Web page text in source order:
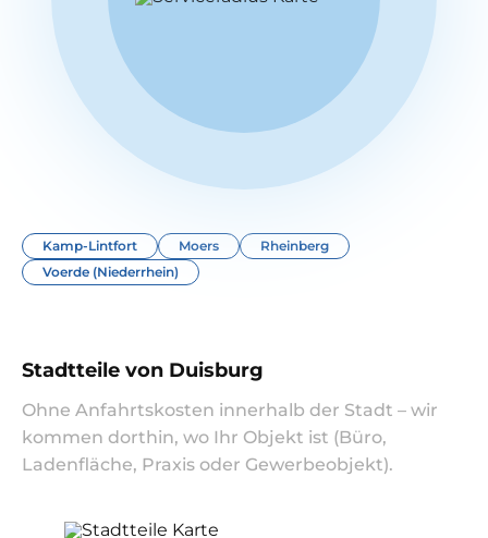
Kamp-Lintfort Moers
Rheinberg
Voerde (Niederrhein)
Stadtteile von Duisburg
Ohne Anfahrtskosten innerhalb der Stadt – wir
kommen dorthin, wo Ihr Objekt ist (Büro,
Ladenfläche, Praxis oder Gewerbeobjekt).